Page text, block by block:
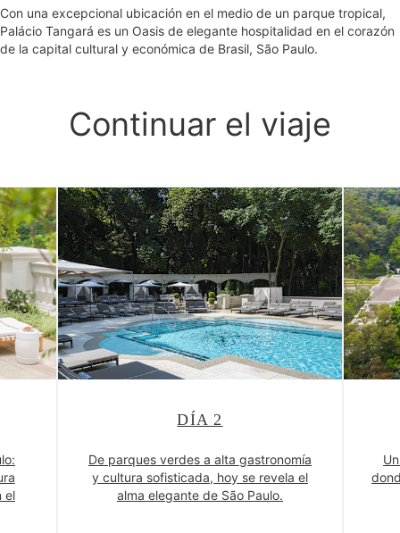
Con una excepcional ubicación en el medio de un parque tropical,
Palácio Tangará es un Oasis de elegante hospitalidad en el corazón
de la capital cultural y económica de Brasil, São Paulo.
Continuar el viaje
el
DÍA 2
De parques verdes a alta gastronomía
y cultura sofisticada, hoy se revela el
alma elegante de São Paulo.